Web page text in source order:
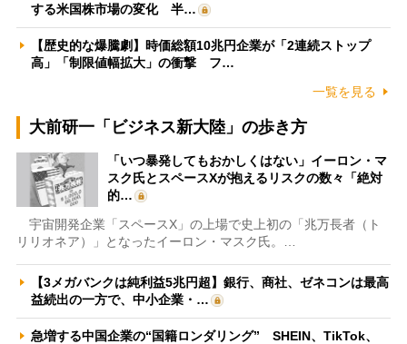
する米国株市場の変化 半…
【歴史的な爆騰劇】時価総額10兆円企業が「2連続ストップ
高」「制限値幅拡大」の衝撃 フ…
一覧を見る
大前研一「ビジネス新大陸」の歩き方
「いつ暴発してもおかしくはない」イーロン・マ
スク氏とスペースXが抱えるリスクの数々「絶対
的…
宇宙開発企業「スペースX」の上場で史上初の「兆万長者（ト
リリオネア）」となったイーロン・マスク氏。…
【3メガバンクは純利益5兆円超】銀行、商社、ゼネコンは最高
益続出の一方で、中小企業・…
急増する中国企業の“国籍ロンダリング” SHEIN、TikTok、